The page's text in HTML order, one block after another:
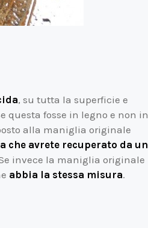
, su tutta la superficie e
questa fosse in legno e non in
alla maniglia originale
avrete recuperato da un
invece la maniglia originale
abbia la stessa misura.